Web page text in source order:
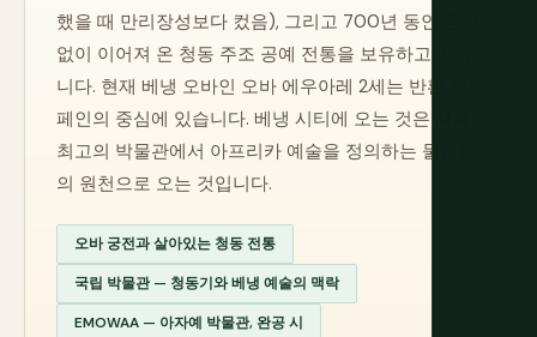
했을 때 만리장성보다 컸음), 그리고 700년 동안 중단
없이 이어져 온 청동 주조 공예 전통을 보유하고 있습
니다. 현재 베냉 오바인 오바 에우아레 2세는 반환 캠
페인의 중심에 있습니다. 베냉 시티에 오는 것은 세계
최고의 박물관에서 아프리카 예술을 정의하는 물건들
의 원천으로 오는 것입니다.
오바 궁전과 살아있는 청동 전통
국립 박물관 — 청동기와 베냉 예술의 맥락
EMOWAA — 아자예 박물관, 완공 시